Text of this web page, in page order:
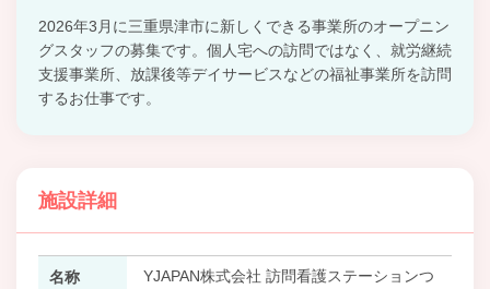
2026年3月に三重県津市に新しくできる事業所のオープニン
グスタッフの募集です。個人宅への訪問ではなく、就労継続
支援事業所、放課後等デイサービスなどの福祉事業所を訪問
するお仕事です。
施設詳細
名称
YJAPAN株式会社 訪問看護ステーションつ